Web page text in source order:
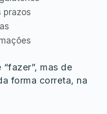
prazos
mas de
forma correta, na